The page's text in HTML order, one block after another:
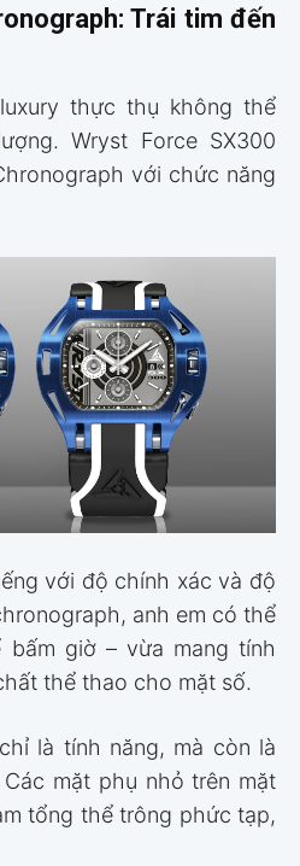
Trái tim đến
thực thụ không thể
Wryst Force SX300
với chức năng
với độ chính xác và độ
anh em có thể
giờ – vừa mang tính
thể thao cho mặt số.
là tính năng, mà còn là
mặt phụ nhỏ trên mặt
tổng thể trông phức tạp,